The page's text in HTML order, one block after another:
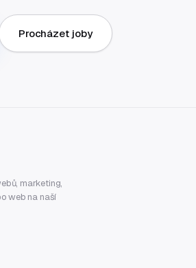
Procházet joby
marketing,
web na naší